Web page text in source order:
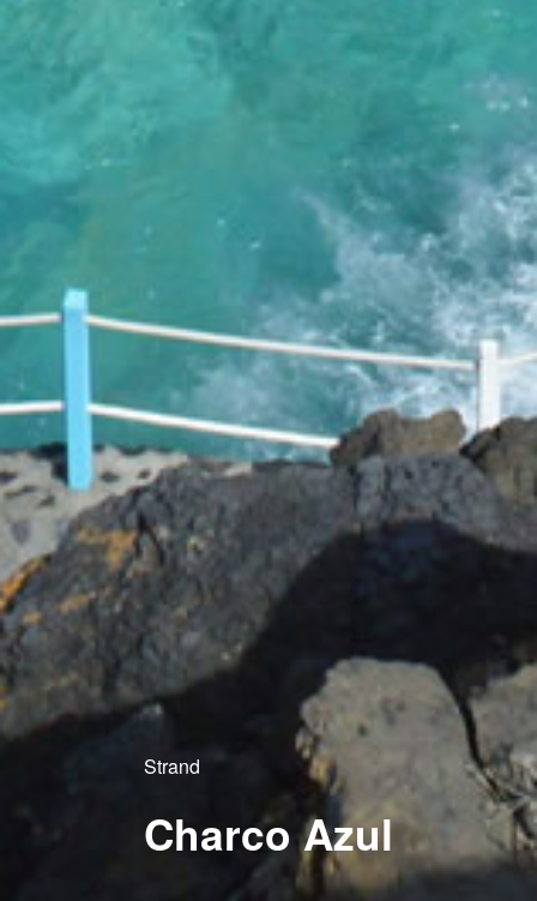
Strand
Charco Azul